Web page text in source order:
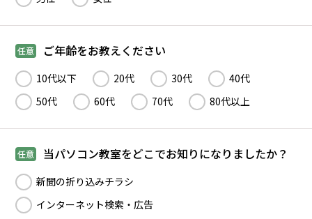
任意 ご年齢をお教えください
10代以下 20代 30代
40代
50代
60代 70代 80代以上
任意 当パソコン教室をどこでお知りになりましたか？
新聞の折り込みチラシ
インターネット検索・広告